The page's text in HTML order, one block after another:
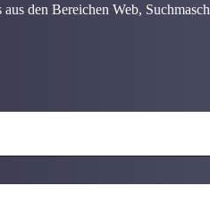
den Bereichen Web,